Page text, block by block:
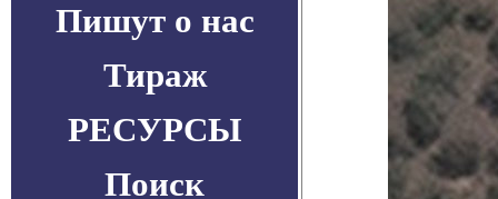
Пишут о нас
Тираж
РЕСУРСЫ
Поиск